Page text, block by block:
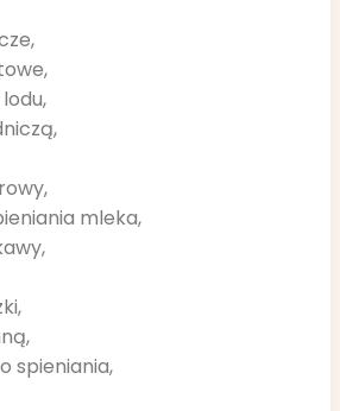
mleka,
spieniania,